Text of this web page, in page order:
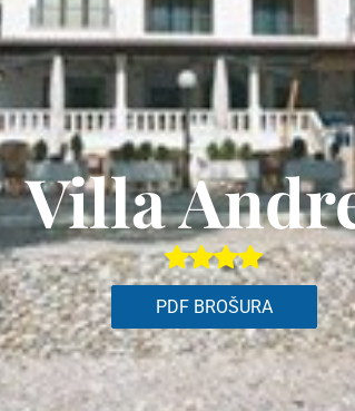
Villa
PDF BROŠURA